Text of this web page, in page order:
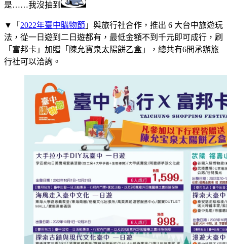
是……我沒抽到
▼「 2022年臺中購物節 」與旅行社合作，推出 6 大台中旅遊玩
法，從一日遊到二日遊都有，最低金額不到千元即可成行，刷
「富邦卡」加贈「陳允寶泉太陽餅乙盒」，總共有6間承辦旅
行社可以洽詢。